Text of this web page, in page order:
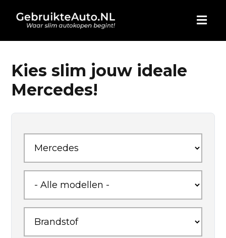
HOME
AUTO KOPEN
BLOG
WIE ZIJN WIJ
CONTACT
Kies slim jouw ideale
Mercedes!